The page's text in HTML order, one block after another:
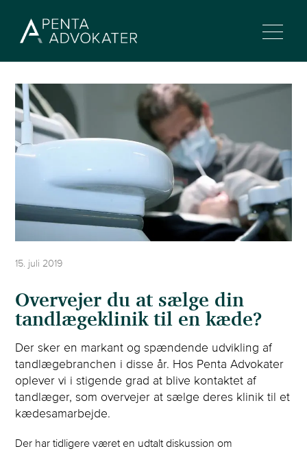
15. juli 2019
Overvejer du at sælge din
tandlægeklinik til en kæde?
Der sker en markant og spændende udvikling af
tandlægebranchen i disse år. Hos Penta Advokater
oplever vi i stigende grad at blive kontaktet af
tandlæger, som overvejer at sælge deres klinik til et
kædesamarbejde.
Der har tidligere været en udtalt diskussion om